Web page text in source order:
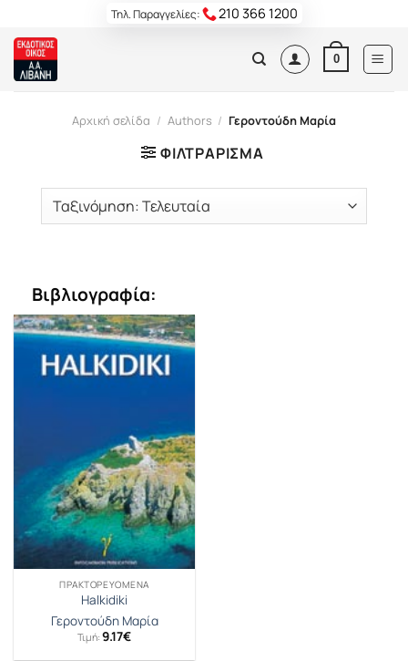
content
Τηλ. Παραγγελίες: 210 366 1200
0
Αρχική σελίδα / Authors / Γεροντούδη Μαρία
ΦΙΛΤΡΆΡΙΣΜΑ
Βιβλιογραφία:
ΠΡΑΚΤΟΡΕΥΟΜΕΝΑ
Halkidiki
Γεροντούδη Μαρία
Τιμή: 9.17€